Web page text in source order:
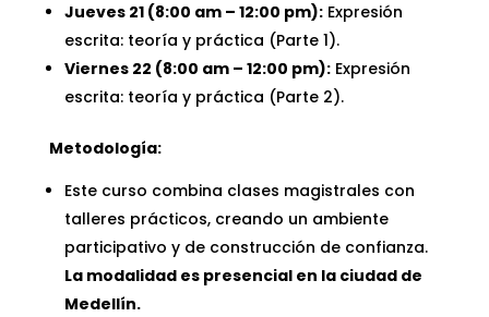
Jueves 21 (8:00 am – 12:00 pm):Expresión
escrita: teoría y práctica (Parte 1).
Viernes 22 (8:00 am – 12:00 pm):Expresión
escrita: teoría y práctica (Parte 2).
Metodología:
Este curso combina clases magistrales con
talleres prácticos, creando un ambiente
participativo y de construcción de confianza.
La modalidad es presencial en la ciudad de
Medellín.